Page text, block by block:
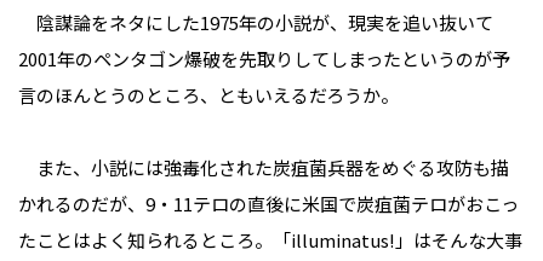
陰謀論をネタにした1975年の小説が、現実を追い抜いて
2001年のペンタゴン爆破を先取りしてしまったというのが予
言のほんとうのところ、ともいえるだろうか。
また、小説には強毒化された炭疽菌兵器をめぐる攻防も描
かれるのだが、9・11テロの直後に米国で炭疽菌テロがおこっ
たことはよく知られるところ。「illuminatus!」はそんな大事